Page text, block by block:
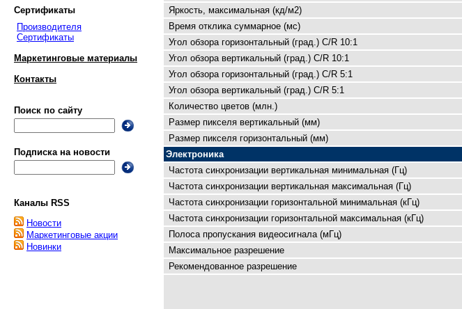
Сертификаты
Производителя
Сертификаты
Маркетинговые материалы
Контакты
Поиск по сайту
Подписка на новости
Каналы RSS
Новости
Маркетинговые акции
Новинки
Яркость, максимальная (кд/м2)
Время отклика суммарное (мс)
Угол обзора горизонтальный (град.) C/R 10:1
Угол обзора вертикальный (град.) C/R 10:1
Угол обзора горизонтальный (град.) C/R 5:1
Угол обзора вертикальный (град.) C/R 5:1
Количество цветов (млн.)
Размер пикселя вертикальный (мм)
Размер пикселя горизонтальный (мм)
Электроника
Частота синхронизации вертикальная минимальная (Гц)
Частота синхронизации вертикальная максимальная (Гц)
Частота синхронизации горизонтальной минимальная (кГц)
Частота синхронизации горизонтальной максимальная (кГц)
Полоса пропускания видеосигнала (мГц)
Максимальное разрешение
Рекомендованное разрешение